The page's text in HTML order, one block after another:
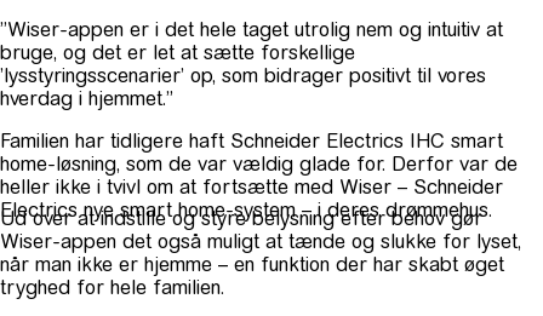
”Wiser-appen er i det hele taget utrolig nem og intuitiv at
bruge, og det er let at sætte forskellige
’lysstyringsscenarier’ op, som bidrager positivt til vores
hverdag i hjemmet.”
Familien har tidligere haft Schneider Electrics IHC smart
home-løsning, som de var vældig glade for. Derfor var de
heller ikke i tvivl om at fortsætte med Wiser – Schneider
Electrics nye smart home-system – i deres drømmehus.
Ud over at indstille og styre belysning efter behov gør
Wiser-appen det også muligt at tænde og slukke for lyset,
når man ikke er hjemme – en funktion der har skabt øget
tryghed for hele familien.